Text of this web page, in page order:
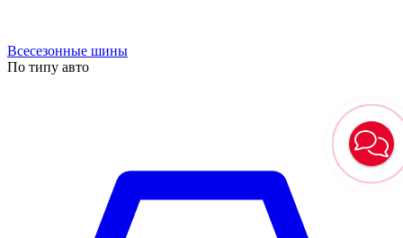
Всесезонные шины
По типу авто